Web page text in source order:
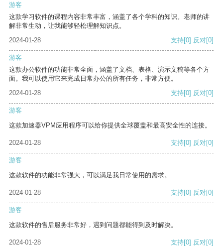
游客
这款学习软件的课程内容非常丰富，涵盖了各个学科的知识。老师的讲
解非常生动，让我能够轻松理解知识点。
2024-01-28
支持[0] 反对[0]
游客
这款办公软件的功能非常全面，涵盖了文档、表格、演示文稿等各个方
面。我可以使用它来完成日常办公的所有任务，非常方便。
2024-01-28
支持[0] 反对[0]
游客
这款加速器VPM应用程序可以给你提供全球覆盖和最高安全性的连接。
2024-01-28 支持[0] 反对[0]
游客
这款软件的功能非常强大，可以满足我日常使用的需求。
2024-01-28 支持[0] 反对[0]
游客
这款软件的售后服务非常好，遇到问题都能得到及时解决。
2024-01-28 支持[0] 反对[0]